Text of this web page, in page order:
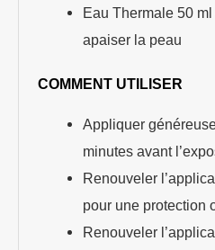
Eau Thermale 50
apaiser la peau
COMMENT UTILISER
Appliquer
minutes avant
Renouveler
pour une protection
Renouveler